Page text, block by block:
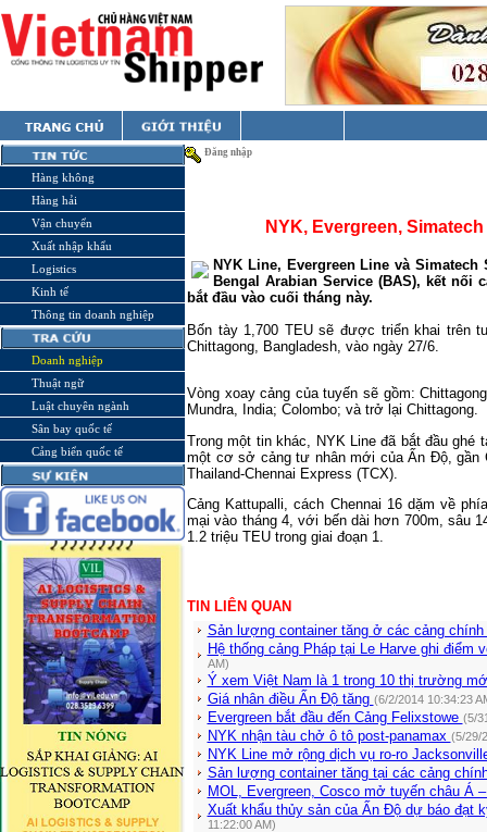
Hàng không
Hàng hải
Vận chuyển
Xuất nhập khẩu
Logistics
Kinh tế
Thông tin doanh nghiệp
Doanh nghiệp
Thuật ngữ
Luật chuyên ngành
Sân bay quốc tế
Cảng biển quốc tế
Đăng nhập
NYK, Evergreen,
NYK Line, Evergreen Line và
Bengal Arabian Service (BAS), kết
bắt đầu vào cuối tháng này.
Bốn tày 1,700 TEU sẽ được triển khai trên
Chittagong, Bangladesh, vào ngày 27/6.
Vòng xoay cảng của tuyến sẽ gồm:
Mundra, India; Colombo; và trở lại Chittagong.
Trong một tin khác, NYK Line đã bắt đầu ghé
một cơ sở cảng tư nhân mới của Ấn Độ, gần
Thailand-Chennai Express (TCX).
Cảng Kattupalli, cách Chennai 16 dặm về
mại vào tháng 4, với bến dài hơn 700m, sâu
1.2 triệu TEU trong giai đoạn 1.
TIN LIÊN QUAN
Sản lượng container tăng ở các cảng
Hệ thống cảng Pháp tại Le Harve ghi
AM)
Ý xem Việt Nam là 1 trong 10 thị trường
Giá nhân điều Ấn Độ tăng (6/2/2014 10:34:23
Evergreen bắt đầu đến Cảng Felixstowe (5/
NYK nhận tàu chở ô tô post-panamax (5/29/
NYK Line mở rộng dịch vụ ro-ro
Sản lượng container tăng tại các cảng
MOL, Evergreen, Cosco mở tuyến châu Á
Xuất khẩu thủy sản của Ấn Độ dự báo đạt
11:22:00 AM)